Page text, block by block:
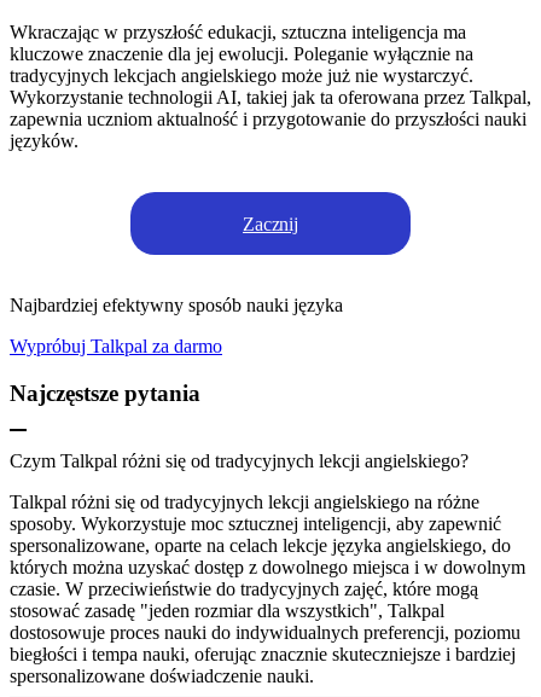
Wkraczając w przyszłość edukacji, sztuczna inteligencja ma
kluczowe znaczenie dla jej ewolucji. Poleganie wyłącznie na
tradycyjnych lekcjach angielskiego może już nie wystarczyć.
Wykorzystanie technologii AI, takiej jak ta oferowana przez Talkpal,
zapewnia uczniom aktualność i przygotowanie do przyszłości nauki
języków.
Zacznij
Najbardziej efektywny sposób nauki języka
Wypróbuj Talkpal za darmo
Najczęstsze pytania
Czym Talkpal różni się od tradycyjnych lekcji angielskiego?
Talkpal różni się od tradycyjnych lekcji angielskiego na różne
sposoby. Wykorzystuje moc sztucznej inteligencji, aby zapewnić
spersonalizowane, oparte na celach lekcje języka angielskiego, do
których można uzyskać dostęp z dowolnego miejsca i w dowolnym
czasie. W przeciwieństwie do tradycyjnych zajęć, które mogą
stosować zasadę "jeden rozmiar dla wszystkich", Talkpal
dostosowuje proces nauki do indywidualnych preferencji, poziomu
biegłości i tempa nauki, oferując znacznie skuteczniejsze i bardziej
spersonalizowane doświadczenie nauki.